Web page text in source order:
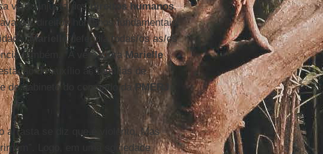
visão injusta dosdireitos humanos.
por direitos humanos fundamentais
Marielledefendia todas/os as/os
também. “A vereadoraMarielle
de auxílio às famílias de
de gabinete do comando da PMERJ
arrasta se diz que é violento. Mas
Logo, em uma sociedade